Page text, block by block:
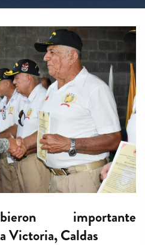
importante
Victoria, Caldas